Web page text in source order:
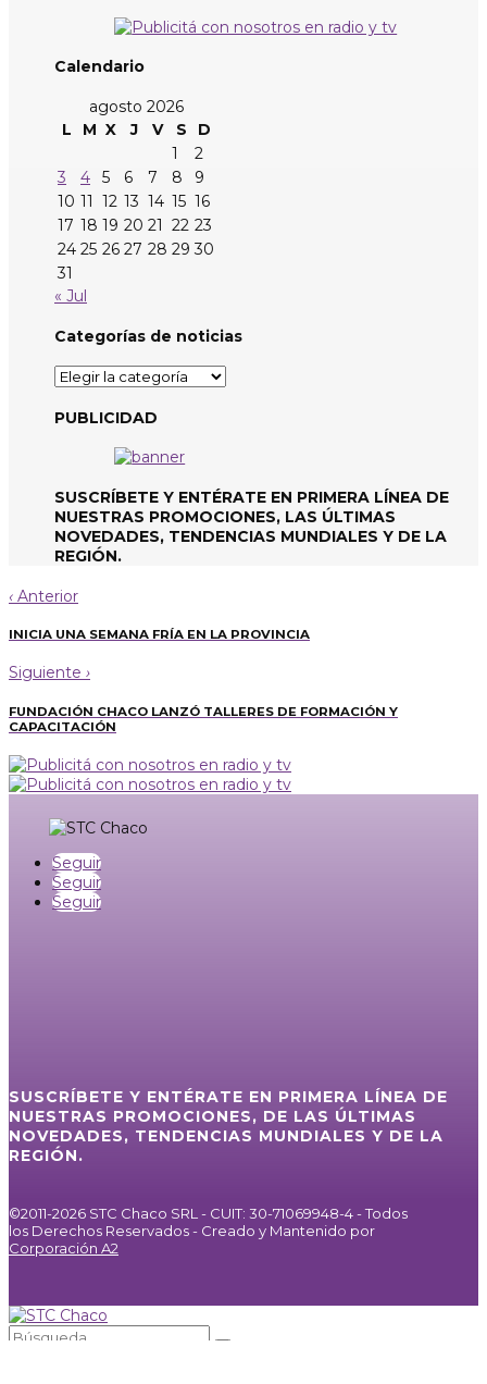
Calendario
agosto 2026
L
M X J V S
D
1
2
3
4 5 6 7 8
9
10 11 12 13 14 15 16
17 18 19 20 21 22 23
24 25 26 27 28 29 30
31
« Jul
Categorías de noticias
Categorías
de
noticias
PUBLICIDAD
SUSCRÍBETE Y ENTÉRATE EN PRIMERA LÍNEA DE
NUESTRAS PROMOCIONES, LAS ÚLTIMAS
NOVEDADES, TENDENCIAS MUNDIALES Y DE LA
REGIÓN.
‹ Anterior
INICIA UNA SEMANA FRÍA EN LA PROVINCIA
Siguiente ›
FUNDACIÓN CHACO LANZÓ TALLERES DE FORMACIÓN Y
CAPACITACIÓN
Seguir
Seguir
Seguir
SUSCRÍBETE Y ENTÉRATE EN PRIMERA LÍNEA DE
NUESTRAS PROMOCIONES, DE LAS ÚLTIMAS
NOVEDADES, TENDENCIAS MUNDIALES Y DE LA
REGIÓN.
©2011-2026 STC Chaco SRL - CUIT: 30-71069948-4 - Todos
los Derechos Reservados - Creado y Mantenido por
Corporación A2